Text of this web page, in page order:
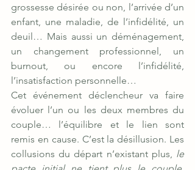
grossesse désirée ou non, l’arrivée d’un
enfant, une maladie, de l’infidélité, un
deuil… Mais aussi un déménagement,
un changement professionnel, un
burnout, ou encore l’infidélité,
l’insatisfaction personnelle…
Cet événement déclencheur va faire
évoluer l’un ou les deux membres du
couple… l’équilibre et le lien sont
remis en cause. C’est la désillusion. Les
collusions du départ n’existant plus, le